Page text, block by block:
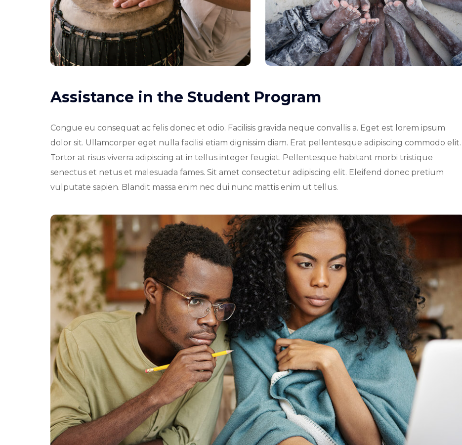
Assistance in the Student Program
Congue eu consequat ac felis donec et odio. Facilisis gravida neque convallis a. Eget est lorem ipsum
dolor sit. Ullamcorper eget nulla facilisi etiam dignissim diam. Erat pellentesque adipiscing commodo elit.
Tortor at risus viverra adipiscing at in tellus integer feugiat. Pellentesque habitant morbi tristique
senectus et netus et malesuada fames. Sit amet consectetur adipiscing elit. Eleifend donec pretium
vulputate sapien. Blandit massa enim nec dui nunc mattis enim ut tellus.